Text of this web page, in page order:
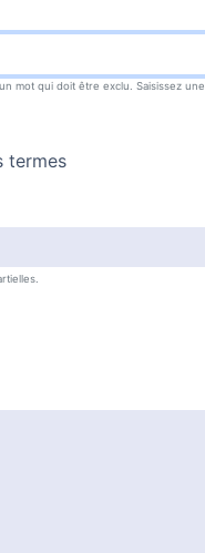
mot qui doit être exclu. Saisissez
termes